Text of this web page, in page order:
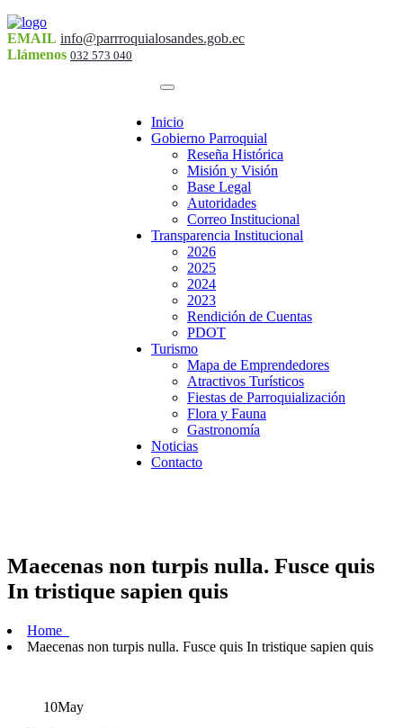
EMAIL info@parrroquialosandes.gob.ec
Llámenos 032 573 040
Inicio
Gobierno Parroquial
Reseña Histórica
Misión y Visión
Base Legal
Autoridades
Correo Institucional
Transparencia Institucional
2026
2025
2024
2023
Rendición de Cuentas
PDOT
Turismo
Mapa de Emprendedores
Atractivos Turísticos
Fiestas de Parroquialización
Flora y Fauna
Gastronomía
Noticias
Contacto
Maecenas non turpis nulla. Fusce quis
In tristique sapien quis
Home
Maecenas non turpis nulla. Fusce quis In tristique sapien quis
10May